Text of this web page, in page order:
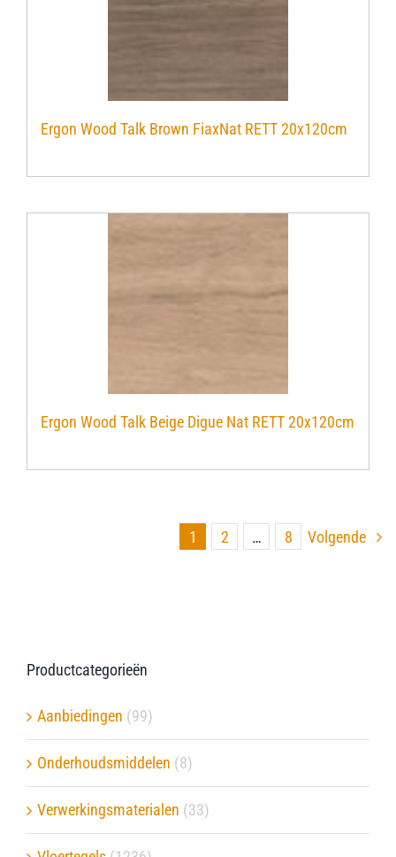
Ergon Wood Talk Brown FiaxNat RETT 20x120cm
Ergon Wood Talk Beige Digue Nat RETT 20x120cm
1 2 … 8 Volgende
Productcategorieën
Aanbiedingen (99)
Onderhoudsmiddelen (8)
Verwerkingsmaterialen (33)